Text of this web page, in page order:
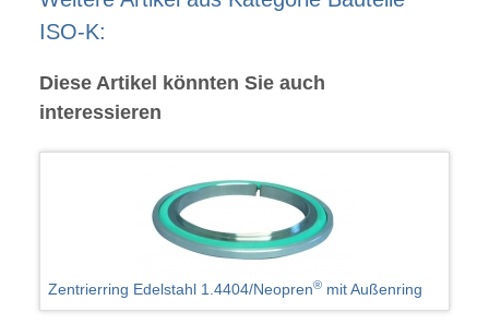
ISO-K:
Diese Artikel könnten Sie auch
interessieren
Zentrierring Edelstahl 1.4404/Neopren® mit Außenring